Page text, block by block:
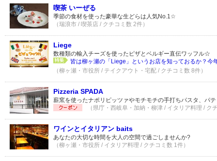
喫茶 いーぜる
季節の食材を使った豪華な生どらは人気No.1☆
（瑞浪市 / 喫茶店 / クチコミ数 2件）
Liege
数種類の輸入チーズを使ったピザとベルギー直伝ワッフル☆
皆は柳ヶ瀬の「Liege」というお店を知っておるか？今
（柳ヶ瀬・市役所 / テイクアウト・宅配 / クチコミ数 8件）
Pizzeria SPADA
薪窯を使ったナポリピッツァやモチモチの手打ちパスタ、パ
（県庁・西岐阜・加納・柳津 / イタリア料理 / ク
ワインとイタリアン baits
あなたの大切な時間を大人の空間で過ごしませんか?
（柳ヶ瀬・市役所 / イタリア料理 / クチコミ数 1件）